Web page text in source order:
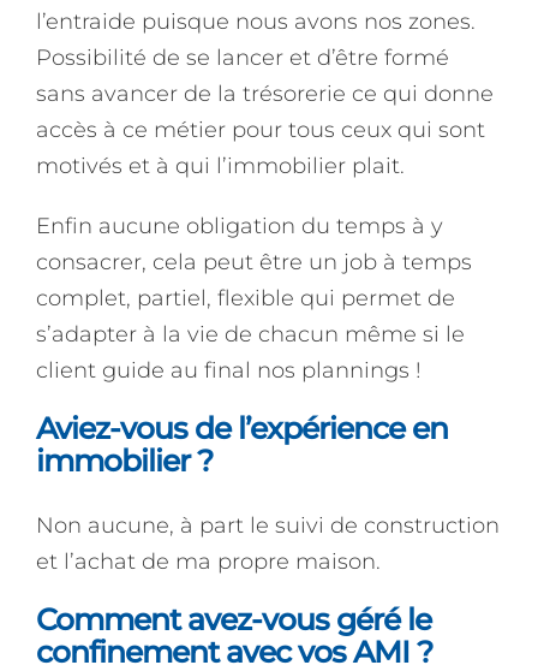
l’entraide puisque nous avons nos zones.
Possibilité de se lancer et d’être formé
sans avancer de la trésorerie ce qui donne
accès à ce métier pour tous ceux qui sont
motivés et à qui l’immobilier plait.
Enfin aucune obligation du temps à y
consacrer, cela peut être un job à temps
complet, partiel, flexible qui permet de
s’adapter à la vie de chacun même si le
client guide au final nos plannings !
Aviez-vous de l’expérience en
immobilier ?
Non aucune, à part le suivi de construction
et l’achat de ma propre maison.
Comment avez-vous géré le
confinement avec vos AMI ?